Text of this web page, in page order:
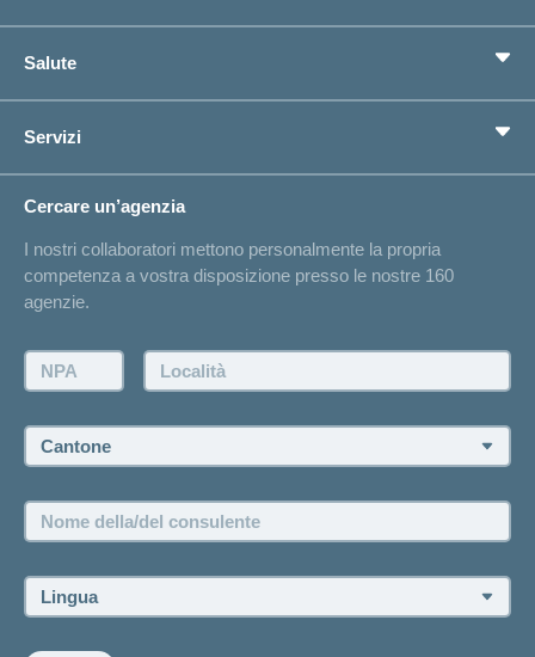
Assicurazioni complementari
Previdenza
Cerco un'assicurazione per...
Circostanze di vita
Sull'assicurazione
Salute
Bussola della salute
Servizi
Elenchi degli ospedali
Annuncio d'infortunio
Contatto
Farsi contattare telefonicamente dall'agenzia
Fissare un appuntamento
Offerte di lavoro e carriera
Cercare un’agenzia
I nostri collaboratori mettono personalmente la propria
competenza a vostra disposizione presso le nostre 160
agenzie.
NPA: Località:
Cantone:
Nome
della/del
Lingua: